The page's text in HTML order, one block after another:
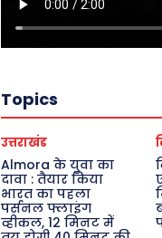
Topics
उत्तराखंड
Almora के युवा का
दावा : तैयार किया
भारत का पहला
पर्सनल फ्लाइंग
व्हीकल, 12 मिनट में